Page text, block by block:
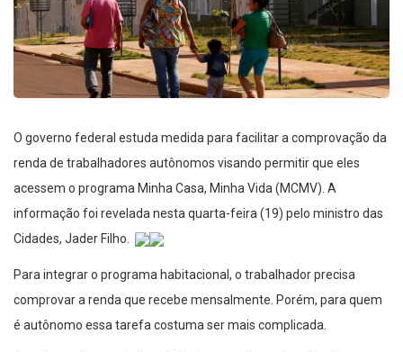
O governo federal estuda medida para facilitar a comprovação da
renda de trabalhadores autônomos visando permitir que eles
acessem o programa Minha Casa, Minha Vida (MCMV). A
informação foi revelada nesta quarta-feira (19) pelo ministro das
Cidades, Jader Filho.
Para integrar o programa habitacional, o trabalhador precisa
comprovar a renda que recebe mensalmente. Porém, para quem
é autônomo essa tarefa costuma ser mais complicada.